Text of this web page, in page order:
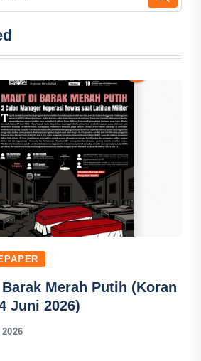
Merah Putih (Koran
Juni 2026)